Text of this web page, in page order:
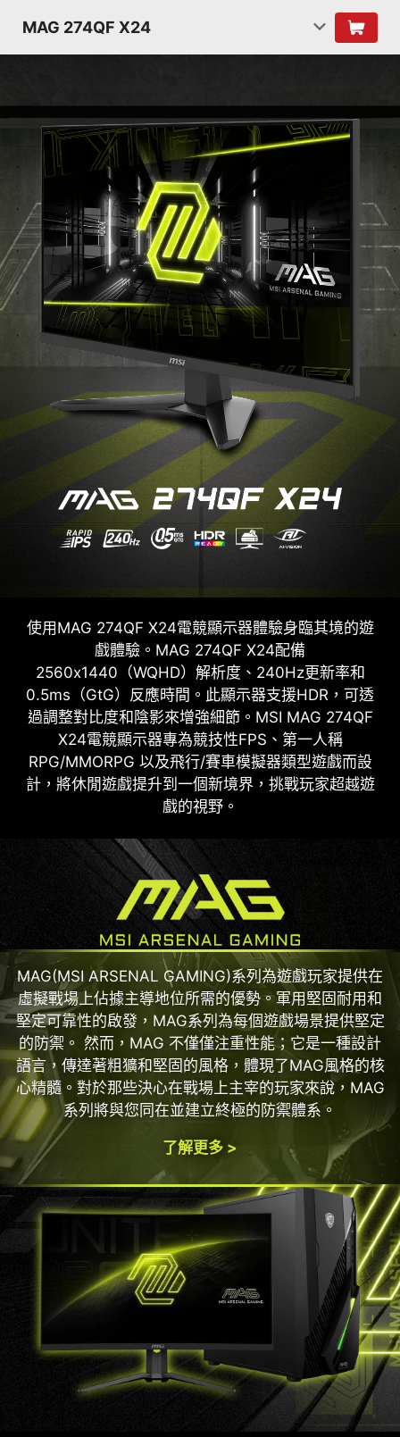
MAG 274QF X24
使用MAG 274QF X24電競顯示器體驗身臨其境的遊
戲體驗。MAG 274QF X24配備
2560x1440（WQHD）解析度、240Hz更新率和
0.5ms（GtG）反應時間。此顯示器支援HDR，可透
過調整對比度和陰影來增強細節。MSI MAG 274QF
X24電競顯示器專為競技性FPS、第一人稱
RPG/MMORPG 以及飛行/賽車模擬器類型遊戲而設
計，將休閒遊戲提升到一個新境界，挑戰玩家超越遊
戲的視野。
MAG(MSI ARSENAL GAMING)系列為遊戲玩家提供在
虛擬戰場上佔據主導地位所需的優勢。軍用堅固耐用和
堅定可靠性的啟發，MAG系列為每個遊戲場景提供堅定
的防禦。 然而，MAG 不僅僅注重性能；它是一種設計
語言，傳達著粗獷和堅固的風格，體現了MAG風格的核
心精髓。對於那些決心在戰場上主宰的玩家來說，MAG
系列將與您同在並建立終極的防禦體系。
了解更多 >